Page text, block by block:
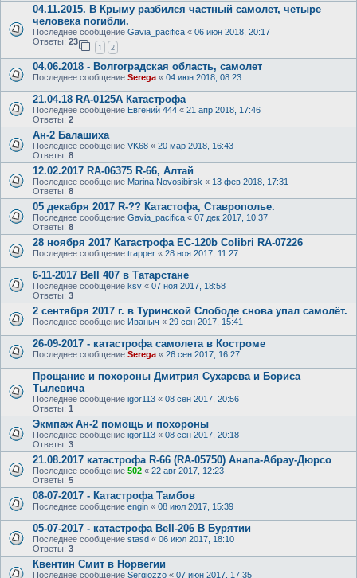
04.11.2015. В Крыму разбился частный самолет, четыре
человека погибли.
Последнее сообщение Gavia_pacifica « 06 июн 2018, 20:17
Ответы: 23
1 2
04.06.2018 - Волгоградская область, самолет
Последнее сообщение Serega « 04 июн 2018, 08:23
21.04.18 RA-0125А Катастрофа
Последнее сообщение Евгений 444 « 21 апр 2018, 17:46
Ответы: 2
Ан-2 Балашиха
Последнее сообщение VK68 « 20 мар 2018, 16:43
Ответы: 8
12.02.2017 RA-06375 R-66, Алтай
Последнее сообщение Marina Novosibirsk « 13 фев 2018, 17:31
Ответы: 8
05 декабря 2017 R-?? Катастофа, Ставрополье.
Последнее сообщение Gavia_pacifica « 07 дек 2017, 10:37
Ответы: 8
28 ноября 2017 Катастрофа ЕС-120b Colibri RA-07226
Последнее сообщение trapper « 28 ноя 2017, 11:27
6-11-2017 Bell 407 в Татарстане
Последнее сообщение ksv « 07 ноя 2017, 18:58
Ответы: 3
2 сентября 2017 г. в Туринской Слободе снова упал самолёт.
Последнее сообщение Иваныч « 29 сен 2017, 15:41
26-09-2017 - катастрофа самолета в Костроме
Последнее сообщение Serega « 26 сен 2017, 16:27
Прощание и похороны Дмитрия Сухарева и Бориса
Тылевича
Последнее сообщение igor113 « 08 сен 2017, 20:56
Ответы: 1
Экмпаж Ан-2 помощь и похороны
Последнее сообщение igor113 « 08 сен 2017, 20:18
Ответы: 3
21.08.2017 катастрофа R-66 (RA-05750) Анапа-Абрау-Дюрсо
Последнее сообщение 502 « 22 авг 2017, 12:23
Ответы: 5
08-07-2017 - Катастрофа Тамбов
Последнее сообщение engin « 08 июл 2017, 15:39
05-07-2017 - катастрофа Bell-206 В Бурятии
Последнее сообщение stasd « 06 июл 2017, 18:10
Ответы: 3
Квентин Смит в Норвегии
Последнее сообщение Sergiozzo « 07 июн 2017, 17:35